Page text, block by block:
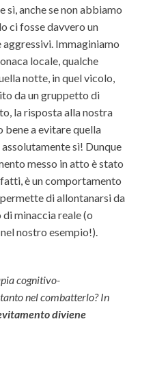
sì, anche se non abbiamo
ci fosse davvero un
Immaginiamo
locale, qualche
notte, in quel vicolo,
da un gruppetto di
la risposta alla nostra
a evitare quella
sì! Dunque
messo in atto è stato
è un comportamento
di allontanarsi da
minaccia reale (o
nostro esempio!).
cognitivo-
nel combatterlo? In
diviene